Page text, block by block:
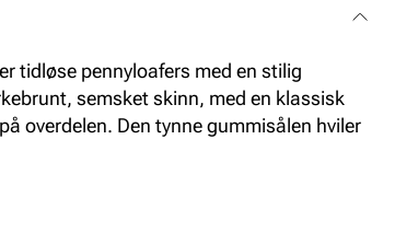
tidløse pennyloafers med en stilig
semsket skinn, med en klassisk
overdelen. Den tynne gummisålen hviler